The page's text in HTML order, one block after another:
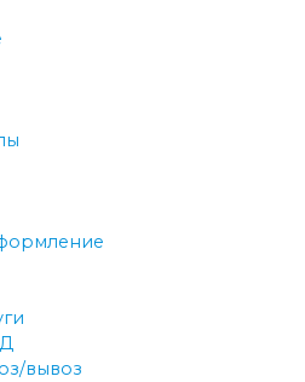
вывоз